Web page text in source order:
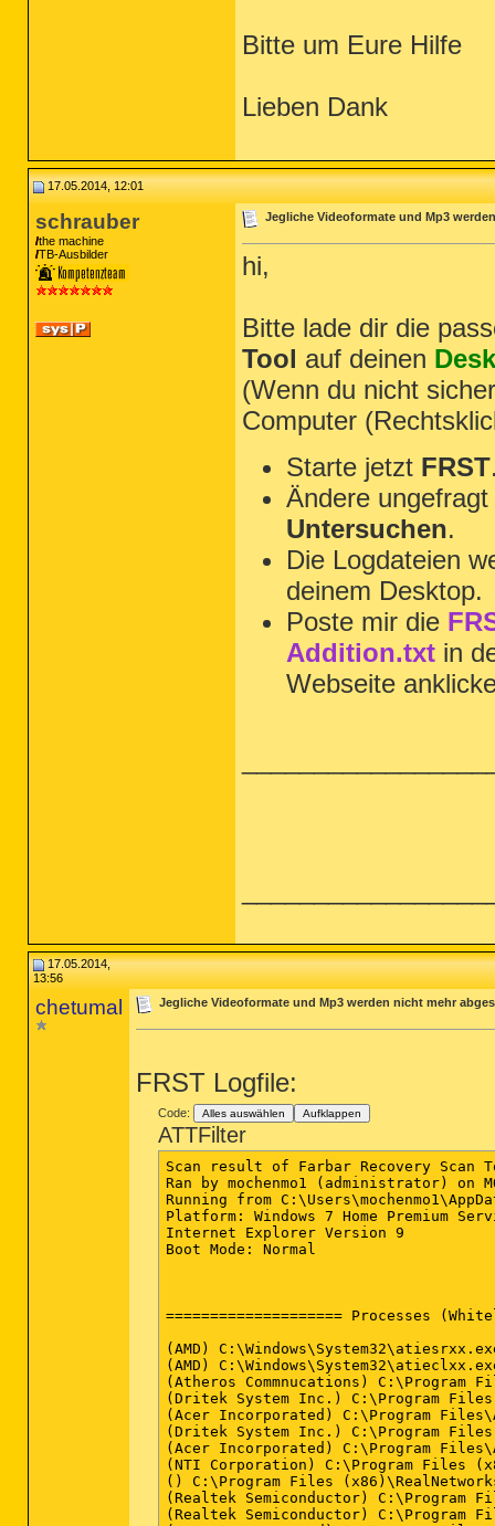
Bitte um Eure Hilfe
Lieben Dank
17.05.2014, 12:01
schrauber
the machine
TB-Ausbilder
Jegliche Videoformate und Mp3
hi,
Bitte lade dir die
Tool auf deinen
(Wenn du nicht
Computer
Starte jetzt FRST
Ändere
Untersuchen.
Die Logdateien
deinem Desktop.
Poste mir die
Addition.txt in
Webseite
17.05.2014,
13:56
chetumal Jegliche Videoformate und Mp3 werden nicht mehr
FRST Logfile:
Code: Alles auswählen Aufklappen
ATTFilter
Scan result of Farbar Recovery Scan Tool (FRST.txt) (x64) Version: 17-05-2014
Ran by mochenmo1 (administrator) on MOCHENMO1-PC on 17-05-2014 14:48:49
Running from C:\Users\mochenmo1\AppData\Local\Microsoft\Windows\Temporary Internet Files\Content.IE5\ME43STKO
Platform: Windows 7 Home Premium Service Pack 1 (X64) OS Language: German Standard
Internet Explorer Version 9
Boot Mode: Normal



==================== Processes (Whitelisted) =================

(AMD) C:\Windows\System32\atiesrxx.exe
(AMD) C:\Windows\System32\atieclxx.exe
(Atheros Commnucations) C:\Program Files (x86)\Bluetooth Suite\AdminService.exe
(Dritek System Inc.) C:\Program Files (x86)\Launch Manager\dsiwmis.exe
(Acer Incorporated) C:\Program Files\Acer\Acer ePower Management\ePowerSvc.exe
(Dritek System Inc.) C:\Program Files (x86)\Launch Manager\LMutilps32.exe
(Acer Incorporated) C:\Program Files\Acer\Acer Updater\UpdaterService.exe
(NTI Corporation) C:\Program Files (x86)\NTI\Acer Backup Manager\IScheduleSvc.exe
() C:\Program Files (x86)\RealNetworks\RealDownloader\rndlresolversvc.exe
(Realtek Semiconductor) C:\Program Files\Realtek\Audio\HDA\RAVCpl64.exe
(Realtek Semiconductor) C:\Program Files\Realtek\Audio\HDA\RAVBg64.exe
(Acer Incorporated) C:\Program Files\Acer\Acer ePower Management\ePowerTray.exe
(Atheros Communications) C:\Program Files (x86)\Bluetooth Suite\BtvStack.exe
(Atheros Commnucations) C:\Program Files (x86)\Bluetooth Suite\AthBtTray.exe
(DT Soft Ltd) C:\Program Files (x86)\DAEMON Tools Lite\DTLite.exe
(Microsoft Corporation) C:\Program Files (x86)\Windows Sidebar\sidebar.exe
(NTI Corporation) C:\Program Files (x86)\NTI\Acer Backup Manager\BackupManagerTray.exe
(Dritek System Inc.) C:\Program Files (x86)\Launch Manager\LManager.exe
(Renesas Electronics Corporation) C:\Program Files (x86)\Renesas Electronics\USB 3.0 Host Controller Driver\Application\nusb3mon.exe
(Acer Incorporated) C:\Program Files\Acer\Acer ePower Management\ePowerEvent.exe
(CyberLink Corp.) C:\Program Files (x86)\CyberLink\PowerDVD9\PDVD9Serv.exe
(cyberlink) C:\Program Files (x86)\CyberLink\Shared Files\brs.exe
(Dolby Laboratories Inc.) C:\Dolby PCEE4\pcee4.exe
(Dritek System Inc.) C:\Program Files (x86)\Launch Manager\MMDx64Fx.exe
(Dritek System Inc.) C:\Program Files (x86)\Launch Manager\LMworker.exe
(Intel Corporation) C:\Program Files (x86)\Intel\Intel(R) Rapid Storage Technology\IAStorDataMgrSvc.exe
(Intel Corporation) C:\Program Files (x86)\Intel\Intel(R) Management Engine Components\LMS\LMS.exe
(Intel Corporation) C:\Program Files (x86)\Intel\Intel(R) Management Engine Components\UNS\UNS.exe
(RealNetworks, Inc.) C:\Program Files (x86)\Real\RealPlayer\Update\realsched.exe
() C:\Program Files (x86)\webget\updatewebget.exe
(Cherished Technololgy LIMITED) C:\ProgramData\WPM\wprotectmanager.exe
(Cherished Technololgy LIMITED) C:\ProgramData\IePluginServices\PluginService.exe
(USTechSupport, LLC (www.ustechsupport.com)) C:\Program Files (x86)\USTechSupport\PC Optimizer\USTSPCO.exe
(USTechSupport, LLC (www.ustechsupport.com)) C:\Program Files (x86)\USTechSupport\PC Optimizer\USTSPCOPrivacyProtector.exe
(USTechSupport, LLC (www.ustechsupport.com)) C:\Program Files (x86)\USTechSupport\PC Optimizer\USTSPCOSystemCleaner.exe
(USTechSupport, LLC (www.ustechsupport.com)) C:\Program Files (x86)\USTechSupport\PC Optimizer\USTSPCORegClean.exe
(Mischel Internet Security) C:\Program Files (x86)\TrojanHunter 5.5\THGuard.exe
() C:\Program Files (x86)\webget\bin\utilwebget.exe
(RealNetworks, Inc.) C:\Program Files (x86)\RealNetworks\RealDownloader\recordingmanager.exe


==================== Registry (Whitelisted) ==================

HKLM\...\Run: [ETDCtrl] => C:\Program Files\elantech\etdctrl.exe [2588968 2010-11-12] (ELAN Microelectronics Corp.)
HKLM\...\Run: [RtHDVCpl] => c:\program files\realtek\audio\hda\ravcpl64.exe [12673128 2011-08-16] (Realtek Semiconductor)
HKLM\...\Run: [RtHDVBg_Dolby] => c:\program files\realtek\audio\hda\ravbg64.exe [2277480 2011-08-16] (Realtek Semiconductor)
HKLM\...\Run: [Power Management] => c:\program files\acer\acer epower management\epowertray.exe [1831016 2011-08-02] (Acer Incorporated)
HKLM\...\Run: [IntelTBRunOnce] => wscript.exe //b //nologo "c:\program files\intel\turboboost\runtbgadgetonce.vbs"
HKLM\...\Run: [AtherosBtStack] => c:\program files (x86)\bluetooth suite\btvstack.exe [976032 2011-09-16] (Atheros Communications)
HKLM\...\Run: [AthBtTray] => c:\program files (x86)\bluetooth suite\athbttray.exe [799904 2011-09-16] (Atheros Commnucations)
HKLM-x32\...\Run: [Driver Genius] => [X]
HKLM-x32\...\Run: [BackupManagerTray] => c:\program files (x86)\nti\acer backup manager\backupmanagertray.exe [297280 2011-04-24] (NTI Corporation)
HKLM-x32\...\Run: [OOTag] => c:\program files